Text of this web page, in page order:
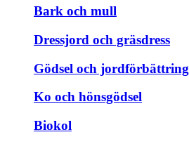
Bark och mull
Dressjord och gräsdress
Gödsel och jordförbättring
Ko och hönsgödsel
Biokol